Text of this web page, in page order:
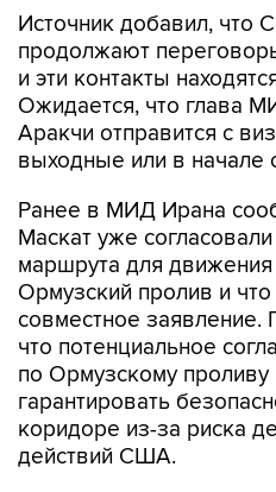
Источник добавил, что
продолжают
и эти контакты
Ожидается, что глава
Аракчи отправится с
выходные или в начале
Ранее в МИД Ирана
Маскат уже
маршрута для
Ормузский пролив и
совместное заявление.
что потенциальное
по Ормузскому
гарантировать
коридоре из-за риска
действий США.